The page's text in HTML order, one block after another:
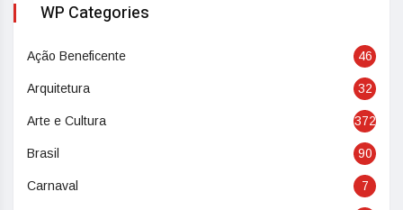
WP Categories
Ação Beneficente 46
Arquitetura 32
Arte e Cultura 372
Brasil 90
Carnaval 7